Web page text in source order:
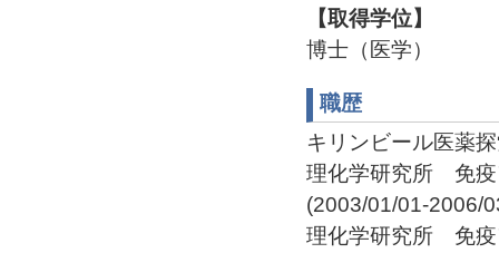
【取得学位】
博士（医学）
職歴
キリンビール医薬
理化学研究所 免
(2003/01/01-2006/
理化学研究所 免疫